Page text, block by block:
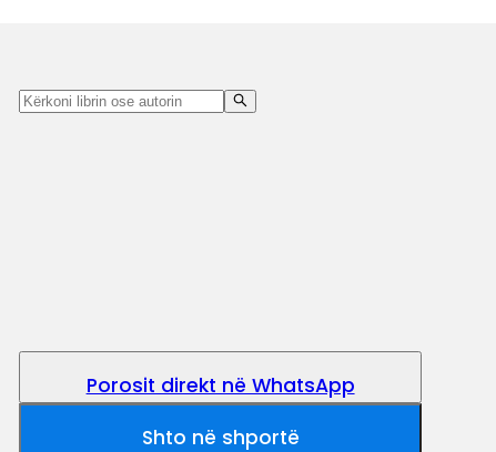
Porosit direkt në WhatsApp
Shto në shportë